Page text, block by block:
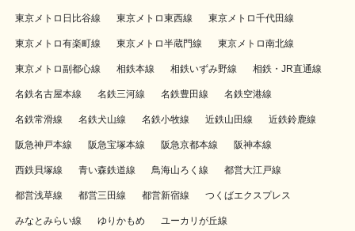
東京メトロ日比谷線 東京メトロ東西線 東京メトロ千代田線
東京メトロ有楽町線 東京メトロ半蔵門線 東京メトロ南北線
東京メトロ副都心線 相鉄本線 相鉄いずみ野線 相鉄・JR直通線
名鉄名古屋本線 名鉄三河線 名鉄豊田線 名鉄空港線
名鉄常滑線 名鉄犬山線 名鉄小牧線 近鉄山田線 近鉄鈴鹿線
阪急神戸本線 阪急宝塚本線 阪急京都本線 阪神本線
西鉄貝塚線 青い森鉄道線 鳥海山ろく線 都営大江戸線
都営浅草線 都営三田線 都営新宿線 つくばエクスプレス
みなとみらい線 ゆりかもめ ユーカリが丘線